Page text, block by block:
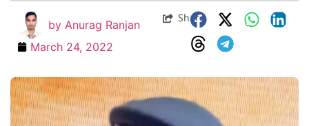
by Anurag Ranjan
March 24, 2022
Share